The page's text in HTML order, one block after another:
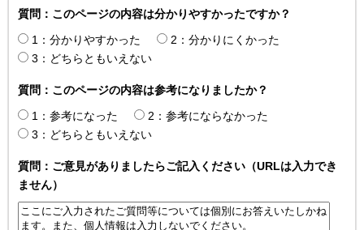
質問：このページの内容は分かりやすかったですか？
1：分かりやすかった
2：分かりにくかった
3：どちらともいえない
質問：このページの内容は参考になりましたか？
1：参考になった
2：参考にならなかった
3：どちらともいえない
質問：ご意見がありましたらご記入ください（URLは入力でき
ません）